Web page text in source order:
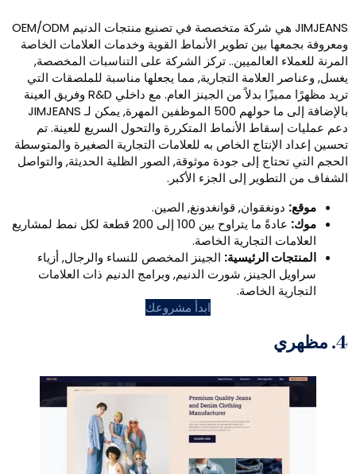
JIMJEANS هي شركة متخصصة في تصنيع منتجات الدنيم OEM/ODM
بين تطوير الأنماط القوية وخدمات العلامات الخاصة
العالميين.. تركز الشركة على التناسبات المخصصة,
التجارية, مما يجعلها مناسبة للملصقات التي
تريد مظهرًا مميزًا بدلاً من الجينز العام. مع داخلي R&D وفريق العينة
بالإضافة إلى ما حولهم 500 الموظفين المهرة, يمكن لـ JIMJEANS
الأنماط المتكررة والتحول السريع للعينة. تم
الخاص به للعلامات التجارية الصغيرة والمتوسطة
إلى جودة موثوقة, الصور الظلية الحديثة, والتواصل
إلى الجزء الأكبر.
قوانغدونغ, الصين.
عادةً ما يتراوح بين 100 إلى 200 قطعة لكل نمط لمشاريع
التجارية الخاصة.
الرئيسية:الجينز المخصص للنساء والرجال, أزياء
شورت الدنيم, وبرامج الدنيم ذات العلامات
الخاصة.